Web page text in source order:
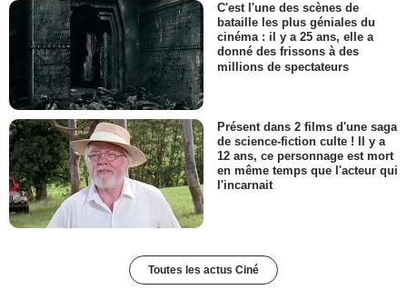
C'est l'une des scènes de
bataille les plus géniales du
cinéma : il y a 25 ans, elle a
donné des frissons à des
millions de spectateurs
Présent dans 2 films d'une saga
de science-fiction culte ! Il y a
12 ans, ce personnage est mort
en même temps que l'acteur qui
l'incarnait
Toutes les actus Ciné